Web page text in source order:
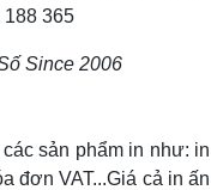
188 365
Since 2006
sản phẩm in như: in
đơn VAT...Giá cả in ấn